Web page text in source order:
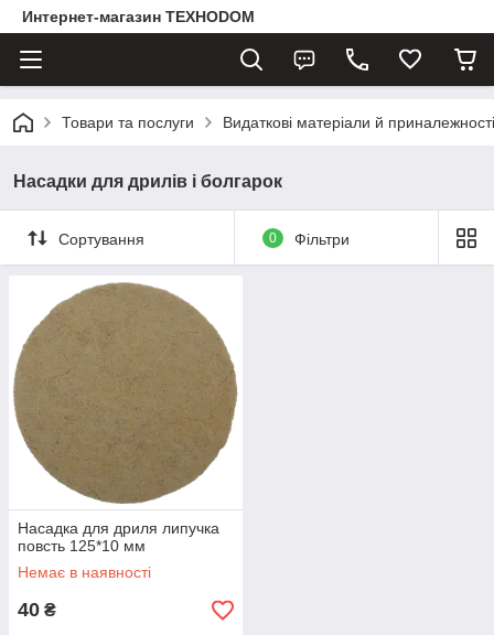
Интернет-магазин ТЕХНОDOM
Товари та послуги Видаткові матеріали й
Насадки для дрилів і болгарок
Сортування 0 Фільтри
Насадка для дриля липучка
повсть 125*10 мм
Немає в наявності
40 ₴